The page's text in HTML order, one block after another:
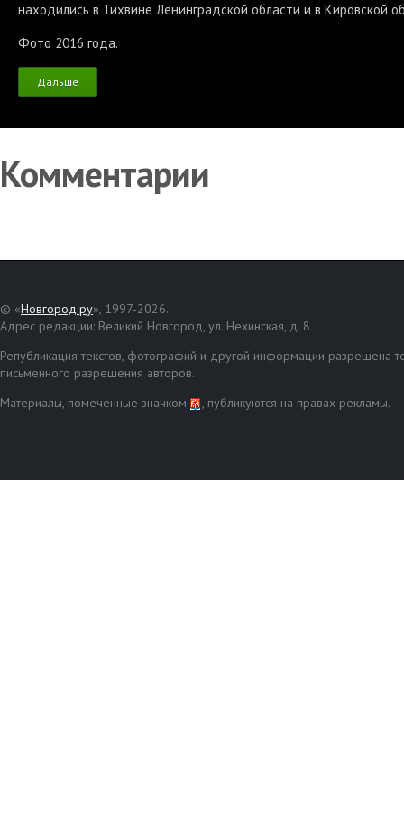
находились в Тихвине Ленинградской области и в Кировской
Фото 2016 года.
Дальше
Комментарии
© «Новгород.ру», 1997-2026.
Адрес редакции: Великий Новгород, ул. Нехинская, д. 8
Републикация текстов, фотографий и другой информации разрешена
письменного разрешения авторов.
Материалы, помеченные значком
, публикуются на правах рекламы.